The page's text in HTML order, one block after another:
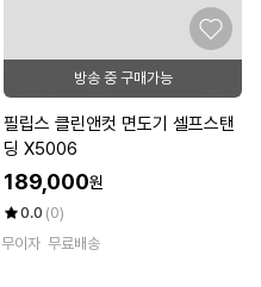
방송 중 구매가능
필립스 클린앤컷 면도기 셀프스탠
딩 X5006
189,000원
0.0 (0)
무이자 무료배송